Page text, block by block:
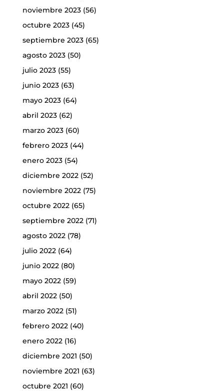
noviembre 2023(56)
octubre 2023(45)
septiembre 2023(65)
agosto 2023(50)
julio 2023(55)
junio 2023(63)
mayo 2023(64)
abril 2023(62)
marzo 2023(60)
febrero 2023(44)
enero 2023(54)
diciembre 2022(52)
noviembre 2022(75)
octubre 2022(65)
septiembre 2022(71)
agosto 2022(78)
julio 2022(64)
junio 2022(80)
mayo 2022(59)
abril 2022(50)
marzo 2022(51)
febrero 2022(40)
enero 2022(16)
diciembre 2021 (50)
noviembre 2021 (63)
octubre 2021 (60)